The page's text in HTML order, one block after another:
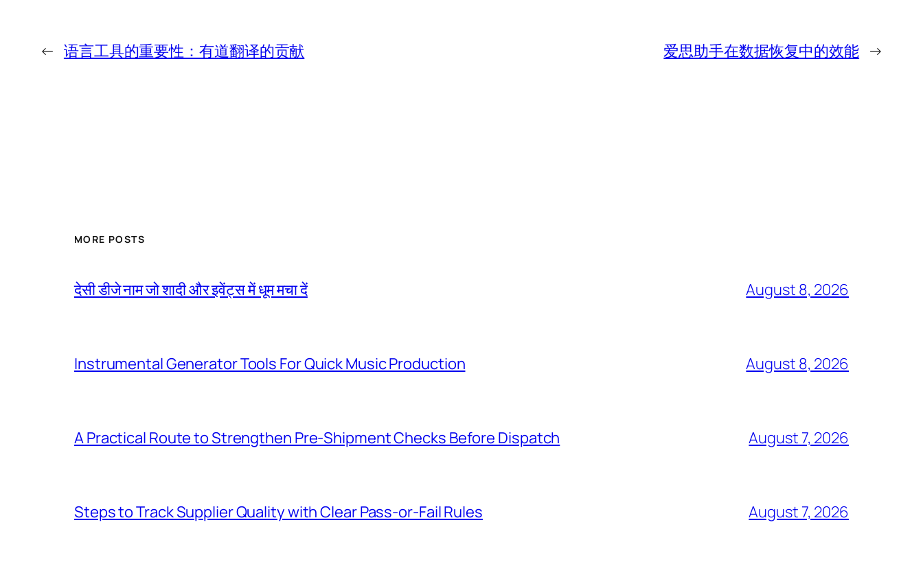
← 语言工具的重要性：有道翻译的贡献 爱思助手在数据恢复中的效能 →
MORE POSTS
देसी डीजे नाम जो शादी और इवेंट्स में धूम मचा दें August 8, 2026
Instrumental Generator Tools For Quick Music Production August 8, 2026
A Practical Route to Strengthen Pre-Shipment Checks Before Dispatch August 7, 2026
Steps to Track Supplier Quality with Clear Pass-or-Fail Rules August 7, 2026